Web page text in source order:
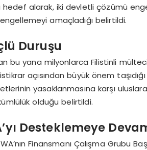
hedef alarak, iki devletli çözümü
amaçladığı belirtildi.
Duruşu
bu yana milyonlarca Filistinli
açısından büyük önem
yasaklanmasına karşı
olduğu belirtildi.
Desteklemeye
Finansmanı Çalışma Grubu